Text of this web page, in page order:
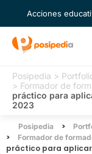
Acciones
Posipedia >
> Formador de
práctico para
2023
Posipedia >
> Formador de
práctico para aplicar